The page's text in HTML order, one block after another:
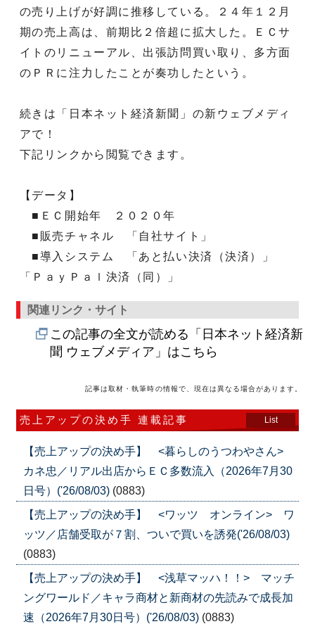
の売り上げが好調に推移している。２４年１２月
期の売上高は、前期比２倍超に拡大した。ＥＣサ
イトのリニューアル、出張訪問買い取り、多方面
のＰＲに注力したことが奏功したという。
続きは「日本ネット経済新聞」の新ウェブメディ
アで！
下記リンクから閲覧できます。
【データ】
■ＥＣ開始年 ２０２０年
■販売チャネル 「自社サイト」
■導入システム 「あと払い決済（決済）」
「ＰａｙＰａｌ決済（同）」
関連リンク・サイト
この記事の全文が読める「日本ネット経済新
聞 ウェブメディア」はこちら
記事は取材・執筆時の情報で、現在は異なる場合があります。
売上アップの決め手 連載記事 List
【売上アップの決め手】 <暮らしのうつわやさん>
カネ忠／リアル出店からＥＣ多数流入（2026年7月30
日号）('26/08/03) (0883)
【売上アップの決め手】 <ワッツ オンライン> ワ
ッツ／店舗受取が７割、ついで買いを誘発('26/08/03)
(0883)
【売上アップの決め手】 <浅草マッハ！！> マッチ
ングワールド／キャラ商材と新商材の先読みで成長加
速（2026年7月30日号）('26/08/03) (0883)